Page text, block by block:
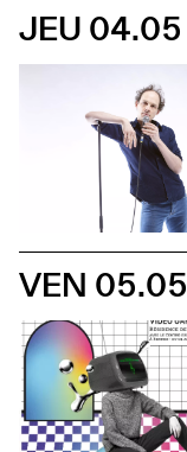
JEU 04.05
VEN 05.05